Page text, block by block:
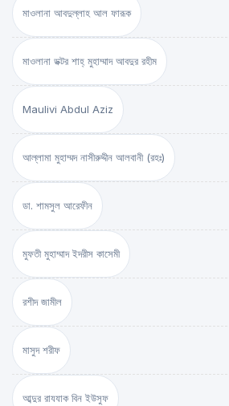
মাওলানা আবদুল্লাহ আল ফারূক
মাওলানা ডক্টর শাহ্‌ মুহাম্মাদ আবদুর রহীম
Maulivi Abdul Aziz
আল্লামা মুহাম্মদ নাসীরুদ্দীন আলবানী (রহঃ)
ডা. শামসুল আরেফীন
মুফতী মুহাম্মাদ ইদরীস কাসেমী
রশীদ জামীল
মাসুদ শরীফ
আব্দুর রাযযাক বিন ইউসুফ